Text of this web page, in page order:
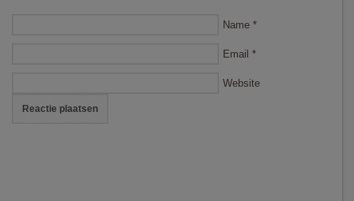
Name *
Email *
Website